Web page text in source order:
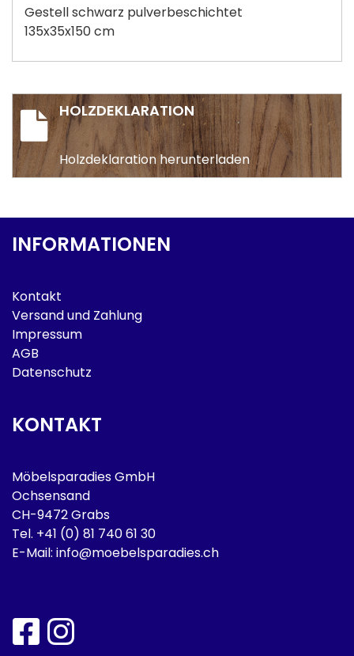
Gestell schwarz pulverbeschichtet
135x35x150 cm
HOLZDEKLARATION
Holzdeklaration herunterladen
INFORMATIONEN
Kontakt
Versand und Zahlung
Impressum
AGB
Datenschutz
KONTAKT
Möbelsparadies GmbH
Ochsensand
CH-9472 Grabs
Tel. +41 (0) 81 740 61 30
E-Mail: info@moebelsparadies.ch